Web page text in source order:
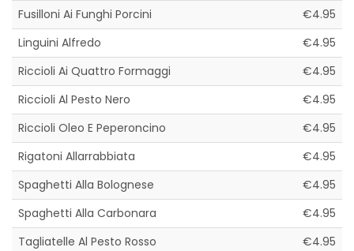
Fusilloni Ai Funghi Porcini
€4.95
Linguini Alfredo
€4.95
Riccioli Ai Quattro Formaggi
€4.95
Riccioli Al Pesto Nero
€4.95
Riccioli Oleo E Peperoncino
€4.95
Rigatoni Allarrabbiata
€4.95
Spaghetti Alla Bolognese
€4.95
Spaghetti Alla Carbonara
€4.95
Tagliatelle Al Pesto Rosso
€4.95